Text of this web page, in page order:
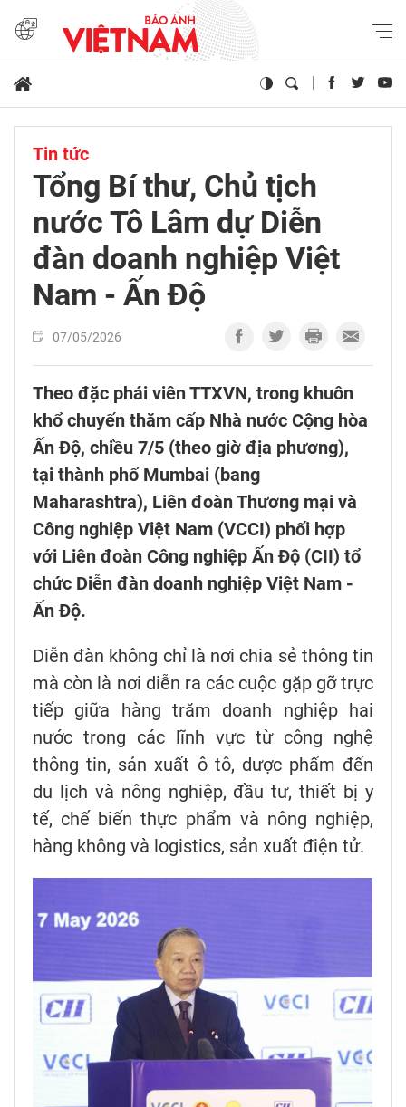
Tin tức
Tổng Bí thư, Chủ tịch
nước Tô Lâm dự Diễn
đàn doanh nghiệp Việt
Nam - Ấn Độ
07/05/2026
Theo đặc phái viên TTXVN, trong khuôn
khổ chuyến thăm cấp Nhà nước Cộng hòa
Ấn Độ, chiều 7/5 (theo giờ địa phương),
tại thành phố Mumbai (bang
Maharashtra), Liên đoàn Thương mại và
Công nghiệp Việt Nam (VCCI) phối hợp
với Liên đoàn Công nghiệp Ấn Độ (CII) tổ
chức Diễn đàn doanh nghiệp Việt Nam -
Ấn Độ.
Diễn đàn không chỉ là nơi chia sẻ thông tin
mà còn là nơi diễn ra các cuộc gặp gỡ trực
tiếp giữa hàng trăm doanh nghiệp hai
nước trong các lĩnh vực từ công nghệ
thông tin, sản xuất ô tô, dược phẩm đến
du lịch và nông nghiệp, đầu tư, thiết bị y
tế, chế biến thực phẩm và nông nghiệp,
hàng không và logistics, sản xuất điện tử.